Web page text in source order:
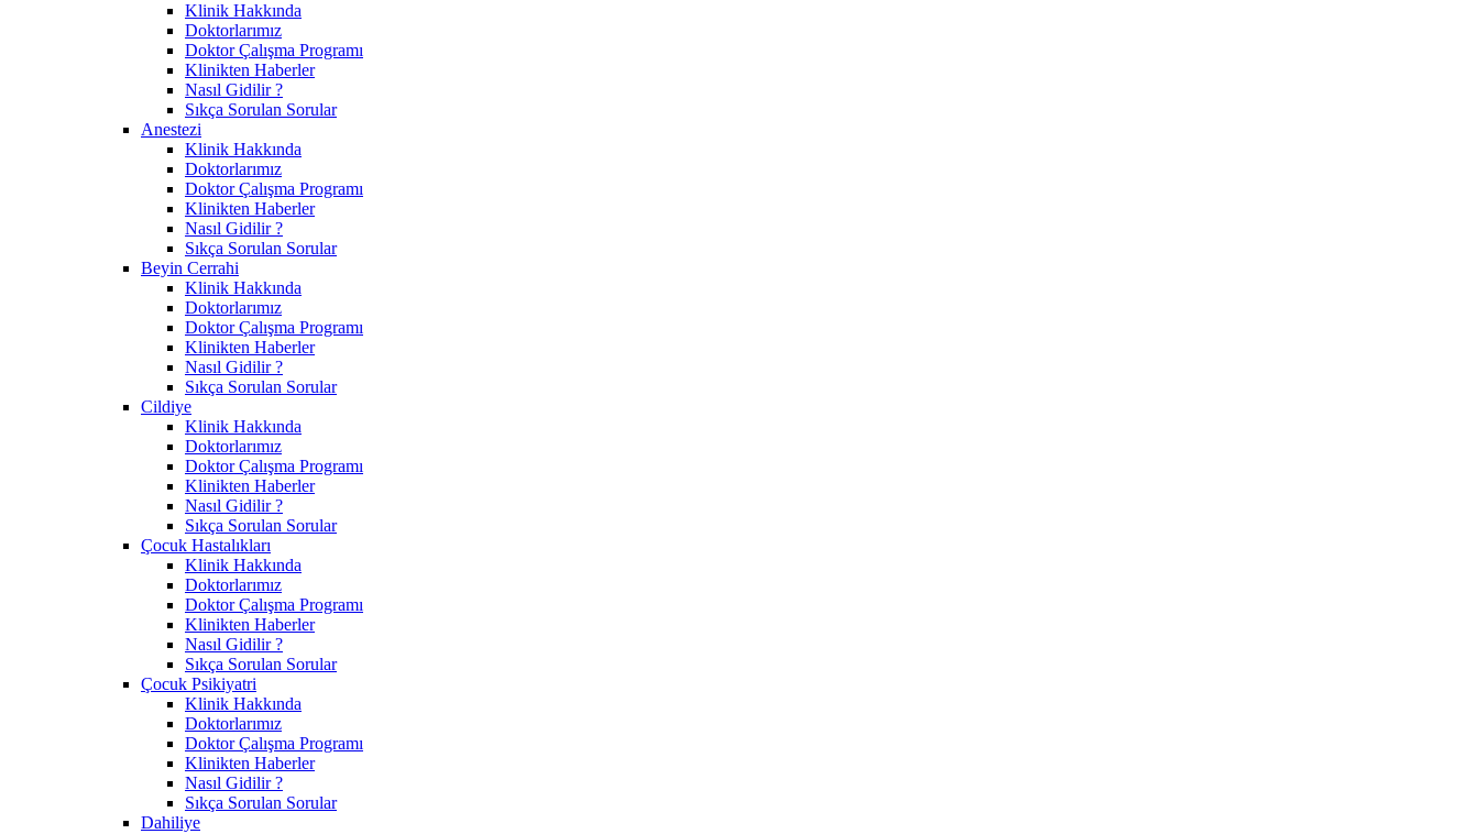
Klinik Hakkında
Doktorlarımız
Doktor Çalışma Programı
Klinikten Haberler
Nasıl Gidilir ?
Sıkça Sorulan Sorular
Anestezi
Klinik Hakkında
Doktorlarımız
Doktor Çalışma Programı
Klinikten Haberler
Nasıl Gidilir ?
Sıkça Sorulan Sorular
Beyin Cerrahi
Klinik Hakkında
Doktorlarımız
Doktor Çalışma Programı
Klinikten Haberler
Nasıl Gidilir ?
Sıkça Sorulan Sorular
Cildiye
Klinik Hakkında
Doktorlarımız
Doktor Çalışma Programı
Klinikten Haberler
Nasıl Gidilir ?
Sıkça Sorulan Sorular
Çocuk Hastalıkları
Klinik Hakkında
Doktorlarımız
Doktor Çalışma Programı
Klinikten Haberler
Nasıl Gidilir ?
Sıkça Sorulan Sorular
Çocuk Psikiyatri
Klinik Hakkında
Doktorlarımız
Doktor Çalışma Programı
Klinikten Haberler
Nasıl Gidilir ?
Sıkça Sorulan Sorular
Dahiliye